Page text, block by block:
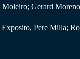
Gerard
Pere Milla;